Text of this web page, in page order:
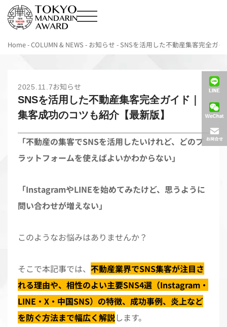
Home-COLUMN & NEWS - お知らせ - SNSを活用した不動産集客完全ガ
2025.11.7お知らせ
SNSを活用した不動産集客完全ガイド｜
集客成功のコツも紹介【最新版】
「不動産の集客でSNSを活用したいけれど、どのプ
ラットフォームを使えばよいかわからない」
「InstagramやLINEを始めてみたけど、思うように
問い合わせが増えない」
このようなお悩みはありませんか？
そこで本記事では、 不動産業界でSNS集客が注目さ
れる理由や、相性のよい主要SNS4選（Instagram・
LINE・X・中国SNS）の特徴、成功事例、炎上など
を防ぐ方法まで幅広く解説します。